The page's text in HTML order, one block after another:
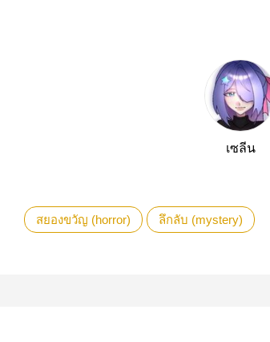
เซลีน
สยองขวัญ (horror) ลึกลับ (mystery)